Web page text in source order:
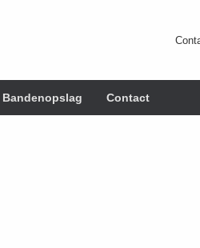
Bandenopslag Contact